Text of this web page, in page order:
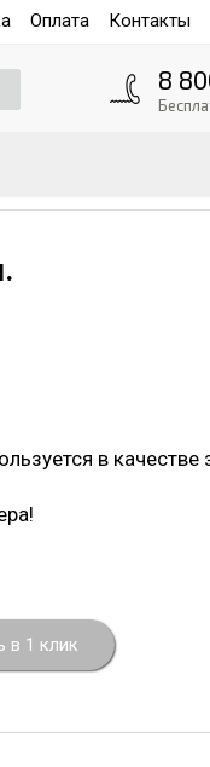
Оплата Контакты
8
в качестве
в 1 клик